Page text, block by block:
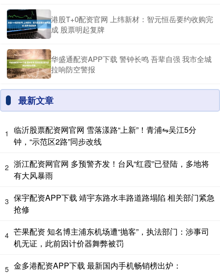
港股T+0配资官网 上纬新材：智元恒岳要约收购完
成 股票明起复牌
华盛通配资APP下载 警钟长鸣 吾辈自强 我市全城
拉响防空警报
最新文章
1
临沂股票配资网官网 雪落漾路“上新”！青浦⇋吴江5分
钟，“示范区2路”同步改线
2 浙江配资网官网 多预警齐发！台风“红霞”已登陆，多地将
有大风暴雨
3 保宇配资APP下载 靖宇东路水丰路道路塌陷 相关部门紧急
抢修
4 芒果配资 知名博主浦东机场遭“抛客”，执法部门：涉事司
机无证，此前因计价器舞弊被罚
5 金多港配资APP下载 最新国内手机畅销榜出炉：